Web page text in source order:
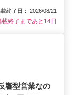
終了日： 2026/08/21
載終了まであと14日
響型営業なの